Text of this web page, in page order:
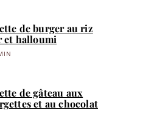
de burger au riz
et halloumi
de gâteau aux
et au chocolat